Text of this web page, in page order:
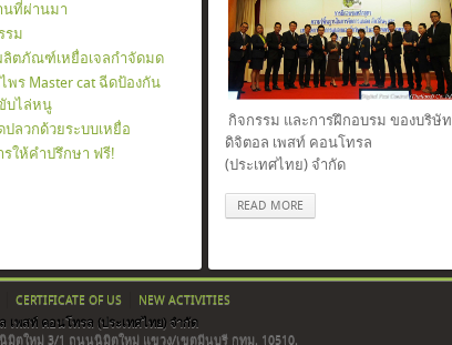
นที่ผ่านมา
รม
ลิตภัณฑ์เหยื่อเจลกำจัดมด
พร Master cat ฉีดป้องกัน
บไล่หนู
ปลวกด้วยระบบเหยื่อ
รให้คำปรึกษา ฟรี!
กิจกรรม และการฝึกอบรม ของบริษัท
ดิจิตอล เพสท์ คอนโทรล
(ประเทศไทย) จำกัด
READ MORE
CERTIFICATE OF US
NEW ACTIVITIES
เพสท์ คอนโทรล (ประเทศไทย) จำกัด
มิตใหม่ 3/1 ถนนนิมิตใหม่ แขวง/เขตมีนบุรี กทม. 10510.